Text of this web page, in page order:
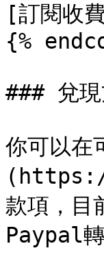
[訂閱
{%
### 兌現
你可以在
(https://
款項，目
Paypal轉